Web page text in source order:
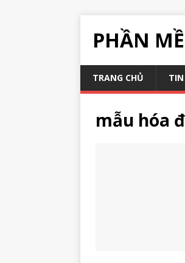
PHẦN
TRANG CHỦ
mẫu hóa